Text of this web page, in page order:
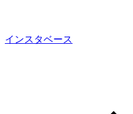
インスタベース